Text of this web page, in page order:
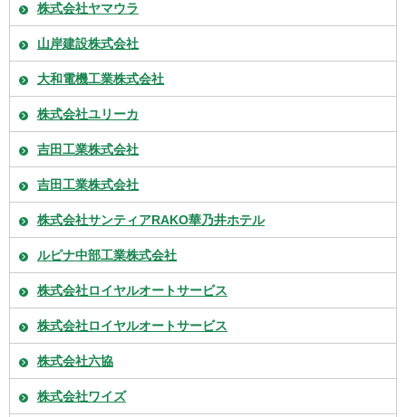
株式会社ヤマウラ
山岸建設株式会社
大和電機工業株式会社
株式会社ユリーカ
吉田工業株式会社
吉田工業株式会社
株式会社サンティアRAKO華乃井ホテル
ルピナ中部工業株式会社
株式会社ロイヤルオートサービス
株式会社ロイヤルオートサービス
株式会社六協
株式会社ワイズ